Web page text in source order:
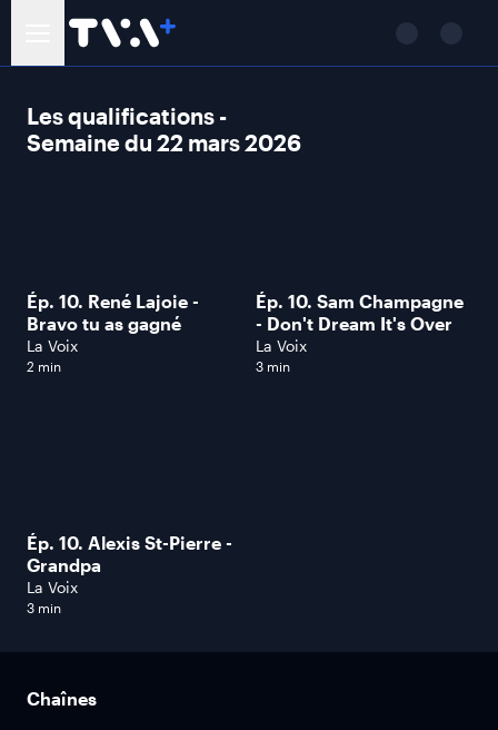
Les qualifications -
Semaine du 22 mars 2026
Ép. 10. René Lajoie -
Bravo tu as gagné
La Voix
2 min
Ép. 10. Sam Champagne
- Don't Dream It's Over
La Voix
3 min
Ép. 10. Alexis St-Pierre -
Grandpa
La Voix
3 min
Chaînes